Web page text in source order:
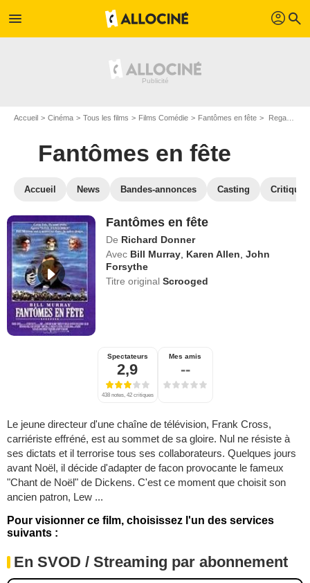
menu profil search
Accueil Cinéma Tous les films Films Comédie Fantômes en fête Regarder Fantômes en fête en SVOD
Fantômes en fête
Accueil News Bandes-annonces Casting
Fantômes en fête
De Richard Donner
Avec Bill Murray Karen Allen ,John
Forsythe
Titre originalScrooged
Spectateurs
2,9
438 notes, 42 critiques
Mes amis
--
Le jeune directeur d'une chaîne de télévision, Frank Cross,
carriériste effréné, est au sommet de sa gloire. Nul ne résiste à
ses dictats et il terrorise tous ses collaborateurs. Quelques jours
avant Noël, il décide d'adapter de facon provocante le fameux
"Chant de Noël" de Dickens. C'est ce moment que choisit son
ancien patron, Lew ...
Pour visionner ce film, choisissez l'un des services
suivants :
En SVOD / Streaming par abonnement